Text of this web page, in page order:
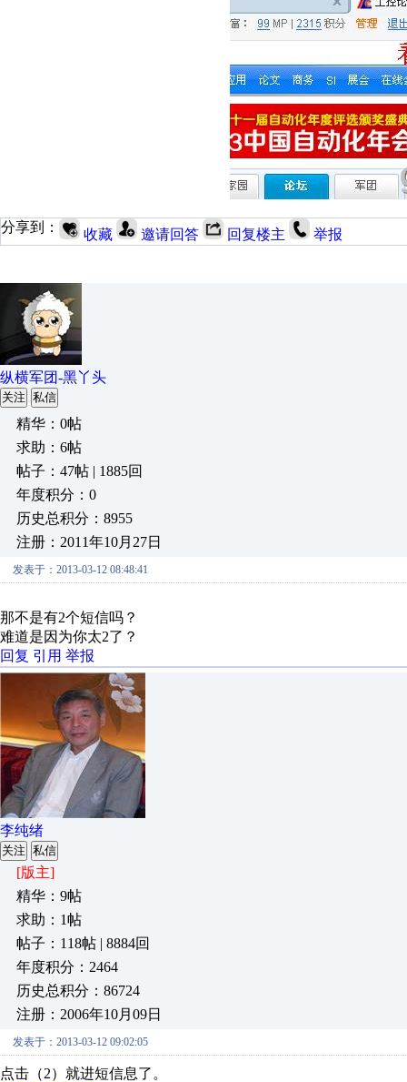
分享到： 收藏 邀请回答 回复楼主 举报
纵横军团-黑丫头
关注 私信
精华：0帖
求助：6帖
帖子：47帖 | 1885回
年度积分：0
历史总积分：8955
注册：2011年10月27日
发表于：2013-03-12 08:48:41
那不是有2个短信吗？
难道是因为你太2了？
回复 引用 举报
李纯绪
关注 私信
[版主]
精华：9帖
求助：1帖
帖子：118帖 | 8884回
年度积分：2464
历史总积分：86724
注册：2006年10月09日
发表于：2013-03-12 09:02:05
点击（2）就进短信息了。